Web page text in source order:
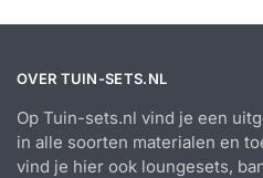
OVER TUIN-SETS.NL
Op Tuin-sets.nl vind je een
in alle soorten materialen en
vind je hier ook loungesets,